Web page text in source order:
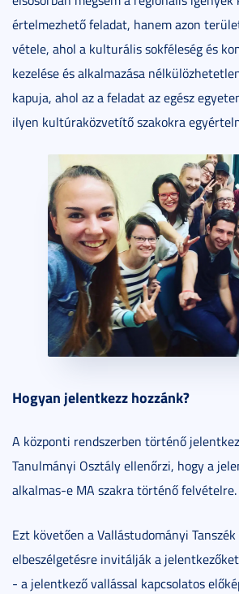
értelmezhető feladat, hanem azon
vétele, ahol a kulturális sokféleség és
kezelése és alkalmazása
kapuja, ahol az a feladat az egész
ilyen kultúraközvetítő szakokra
Hogyan jelentkezz hozzánk?
A központi rendszerben történő
Tanulmányi Osztály ellenőrzi, hogy a
alkalmas-e MA szakra történő felvételre.
Ezt követően a Vallástudományi
elbeszélgetésre invitálják a
- a jelentkező vallással kapcsolatos